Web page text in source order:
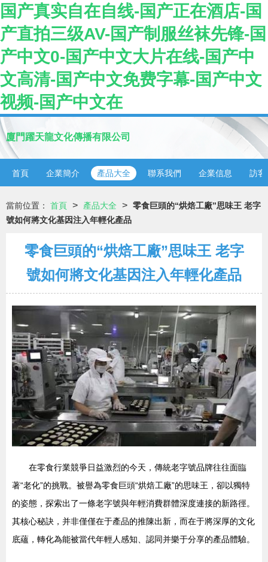
国产真实自在自线-国产正在酒店-国
产直拍三级AV-国产制服丝袜先锋-国
产中文0-国产中文大片在线-国产中
文高清-国产中文免费字幕-国产中文
视频-国产中文在
廈門躍天龍文化傳播有限公司
首頁 企業簡介 產品大全 聯系我們 企業信息 訪客
當前位置： 首頁 > 產品大全 > 零食巨頭的“烘焙工廠”思味王 老字
號如何將文化基因注入年輕化產品
零食巨頭的“烘焙工廠”思味王 老字
號如何將文化基因注入年輕化產品
在零食行業競爭日益激烈的今天，傳統老字號品牌往往面臨
著“老化”的挑戰。被譽為零食巨頭“烘焙工廠”的思味王，卻以獨特
的姿態，探索出了一條老字號與年輕消費群體深度連接的新路徑。
其核心秘訣，并非僅僅在于產品的推陳出新，而在于將深厚的文化
底蘊，轉化為能被當代年輕人感知、認同并樂于分享的產品體驗。